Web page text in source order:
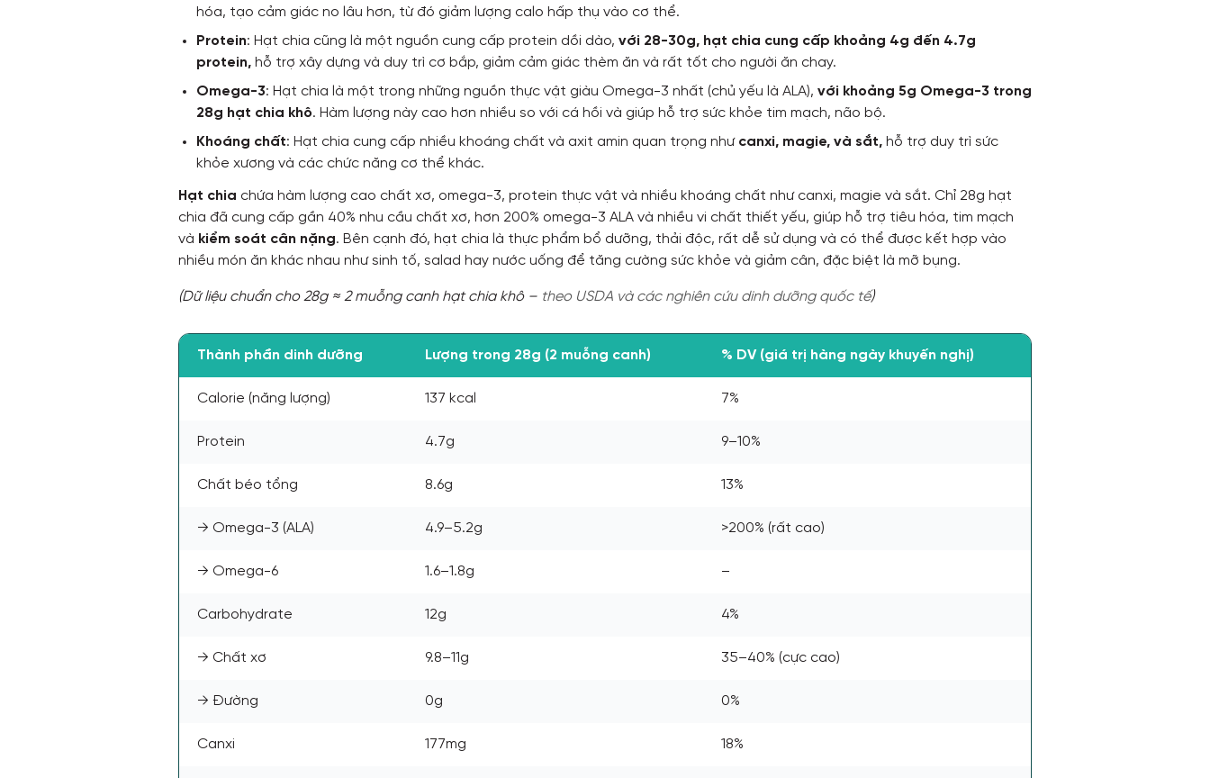
hóa, tạo cảm giác no lâu hơn, từ đó giảm lượng calo hấp thụ vào cơ thể.
Protein: Hạt chia cũng là một nguồn cung cấp protein dồi dào, với 28-30g, hạt chia cung cấp khoảng 4g đến 4.7g
protein, hỗ trợ xây dựng và duy trì cơ bắp, giảm cảm giác thèm ăn và rất tốt cho người ăn chay.
Omega-3: Hạt chia là một trong những nguồn thực vật giàu Omega-3 nhất (chủ yếu là ALA), với khoảng 5g Omega-3 trong
28g hạt chia khô. Hàm lượng này cao hơn nhiều so với cá hồi và giúp hỗ trợ sức khỏe tim mạch, não bộ.
Khoáng chất: Hạt chia cung cấp nhiều khoáng chất và axit amin quan trọng nhưcanxi, magie, và sắt, hỗ trợ duy trì sức
khỏe xương và các chức năng cơ thể khác.
Hạt chia chứa hàm lượng cao chất xơ, omega-3, protein thực vật và nhiều khoáng chất như canxi, magie và sắt. Chỉ 28g hạt
chia đã cung cấp gần 40% nhu cầu chất xơ, hơn 200% omega-3 ALA và nhiều vi chất thiết yếu, giúp hỗ trợ tiêu hóa, tim mạch
và kiểm soát cân nặng. Bên cạnh đó, hạt chia là thực phẩm bổ dưỡng, thải độc, rất dễ sử dụng và có thể được kết hợp vào
nhiều món ăn khác nhau như sinh tố, salad hay nước uống để tăng cường sức khỏe và giảm cân, đặc biệt là mỡ bụng.
(Dữ liệu chuẩn cho 28g ≈ 2 muỗng canh hạt chia khô – theo USDA và các nghiên cứu dinh dưỡng quốc tế)
Thành phần dinh dưỡng Lượng trong 28g (2 muỗng canh) % DV (giá trị hàng ngày khuyến nghị)
Calorie (năng lượng) 137 kcal 7%
Protein 4.7g 9–10%
Chất béo tổng 8.6g 13%
→ Omega-3 (ALA) 4.9–5.2g >200% (rất cao)
→ Omega-6 1.6–1.8g –
Carbohydrate 12g 4%
→ Chất xơ 9.8–11g 35–40% (cực cao)
→ Đường 0g 0%
Canxi 177mg 18%